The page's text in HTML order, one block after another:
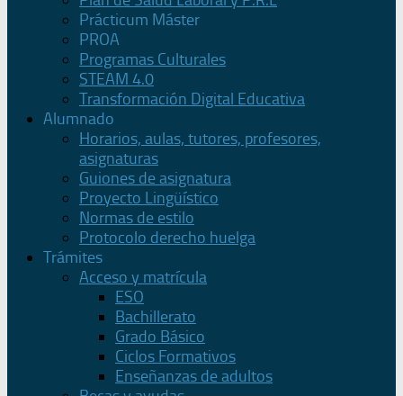
Prácticum Máster
PROA
Programas Culturales
STEAM 4.0
Transformación Digital Educativa
Alumnado
Horarios, aulas, tutores, profesores,
asignaturas
Guiones de asignatura
Proyecto Lingüístico
Normas de estilo
Protocolo derecho huelga
Trámites
Acceso y matrícula
ESO
Bachillerato
Grado Básico
Ciclos Formativos
Enseñanzas de adultos